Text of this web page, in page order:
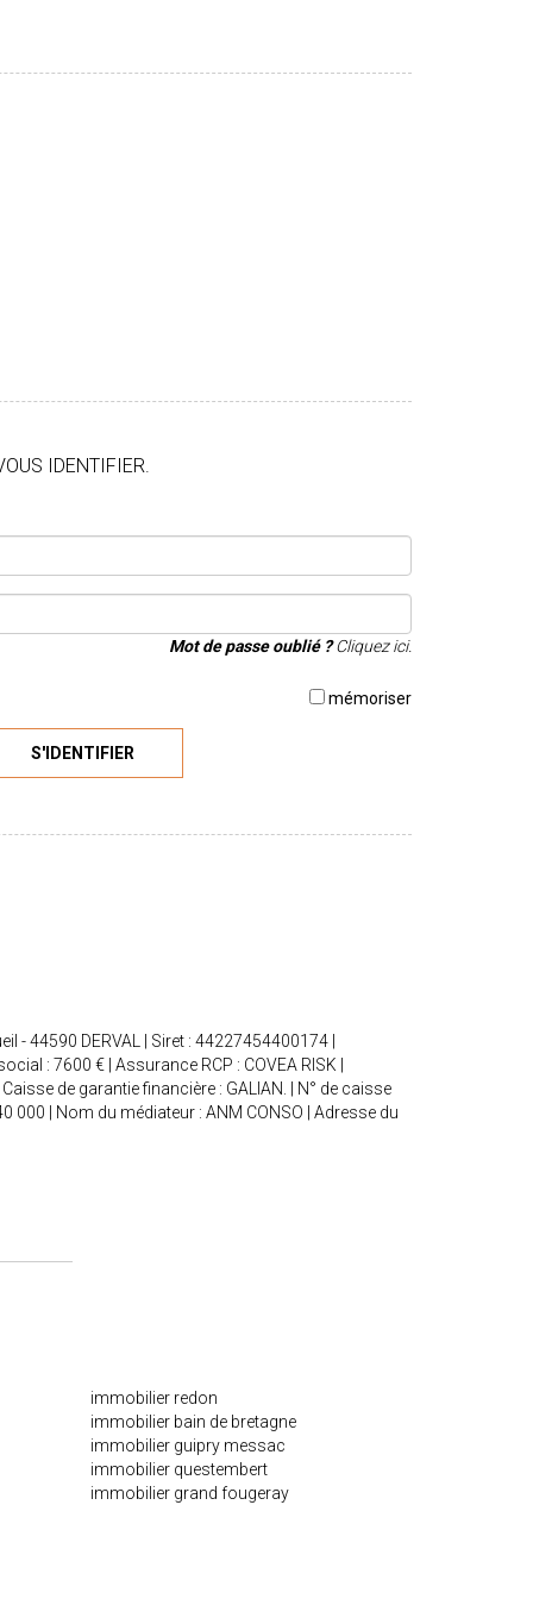
IDENTIFIER.
Mot de passe oublié ?Cliquez ici.
mémoriser
S'IDENTIFIER
44590 DERVAL | Siret : 44227454400174 |
: 7600 € | Assurance RCP : COVEA RISK |
de garantie financière : GALIAN. | N° de caisse
000 | Nom du médiateur : ANM CONSO | Adresse du
immobilier redon
immobilier bain de bretagne
immobilier guipry messac
immobilier questembert
immobilier grand fougeray